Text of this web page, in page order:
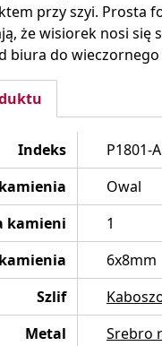
przy szyi. Prosta
że wisiorek nosi się
biura do wieczornego
Indeks
P1801-A
Owal
kamieni
1
6x8mm
Szlif
Metal
Srebro